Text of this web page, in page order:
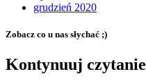
grudzień 2020
Zobacz co u nas słychać ;)
Kontynuuj czytanie